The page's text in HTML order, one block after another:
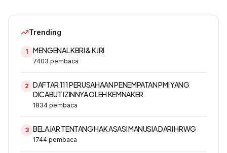
Trending
1 MENGENAL KBRI & KJRI
7403 pembaca
2 DAFTAR 111 PERUSAHAAN PENEMPATAN PMI YANG
DICABUT IZINNYA OLEH KEMNAKER
1834 pembaca
3 BELAJAR TENTANG HAK ASASI MANUSIA DARI HRWG
1744 pembaca